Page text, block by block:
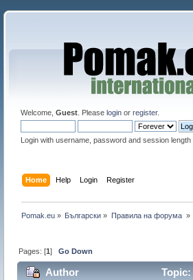
Welcome, Guest. Please loginor register.
Login with username, password and session length
Home Help Login Register
Pomak.eu » Български » Правила на форума »
Pages: [1]Go Down
Author Topic: